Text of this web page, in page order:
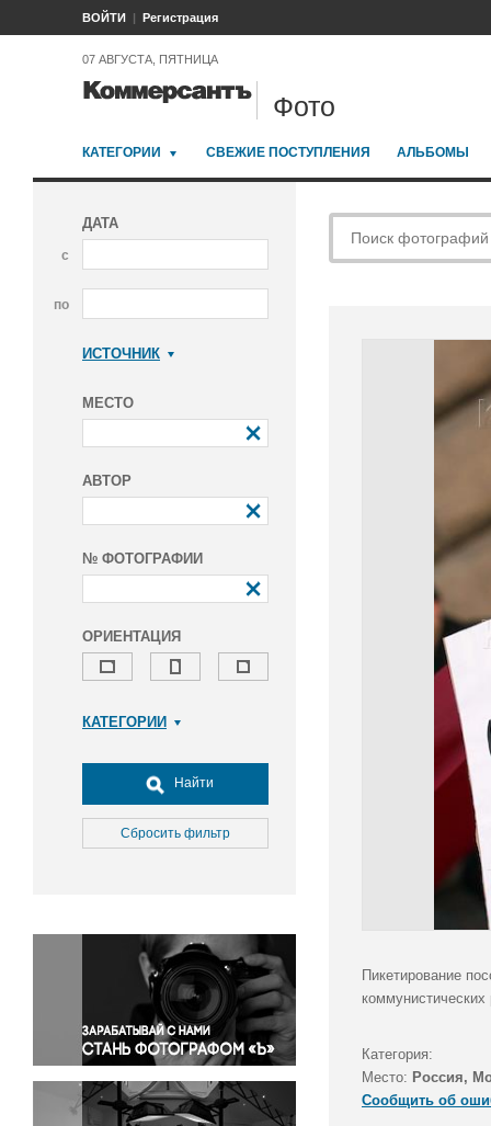
ВОЙТИ Регистрация
07 АВГУСТА, ПЯТНИЦА
Фото
КАТЕГОРИИ СВЕЖИЕ ПОСТУПЛЕНИЯ АЛЬБОМЫ
ДАТА
с
по
ИСТОЧНИК
МЕСТО
АВТОР
№ ФОТОГРАФИИ
ОРИЕНТАЦИЯ
КАТЕГОРИИ
Досуг, туризм и отдых
Культура
Медицина
Окружающая среда
Политика
Правосудие
Происшествия и конфликты
Религия
Светская жизнь
Спорт
Найти
Сбросить фильтр
Пикетирование
Категория:
Место: Россия,
Сообщить об